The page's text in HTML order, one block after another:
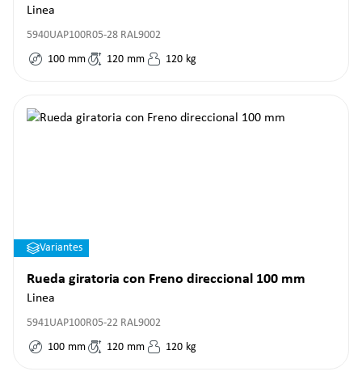
Linea
5940UAP100R05-28 RAL9002
100 mm 120 mm 120 kg
Variantes
Rueda giratoria con Freno direccional 100 mm
Linea
5941UAP100R05-22 RAL9002
100 mm 120 mm 120 kg